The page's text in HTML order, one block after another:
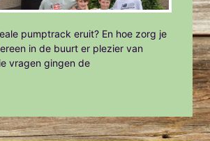
pumptrack eruit? En hoe zorg je
in de buurt er plezier van
vragen gingen de